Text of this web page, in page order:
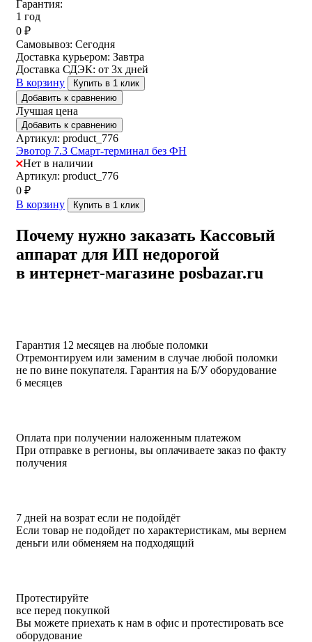
Гарантия:
1 год
0 ₽
Самовывоз: Сегодня
Доставка курьером: Завтра
Доставка СДЭК: от 3х дней
В корзину
Купить в 1 клик
Добавить к сравнению
Лучшая цена
Добавить к сравнению
Артикул: product_776
Эвотор 7.3 Смарт-терминал без ФН
Нет в наличии
Артикул: product_776
0 ₽
В корзину
Купить в 1 клик
Почему нужно заказать Кассовый
аппарат для ИП недорогой
в интернет-магазине posbazar.ru
Гарантия 12 месяцев на любые поломки
Отремонтируем или заменим в случае любой поломки
не по вине покупателя. Гарантия на Б/У оборудование
6 месяцев
Оплата при получении наложенным платежом
При отправке в регионы, вы оплачиваете заказ по факту
получения
7 дней на возрат если не подойдёт
Если товар не подойдет по характеристикам, мы вернем
деньги или обменяем на подходящий
Протестируйте
все перед покупкой
Вы можете приехать к нам в офис и протестировать все
оборудование